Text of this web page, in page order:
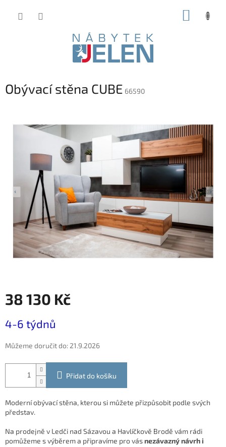
Obývací stěna CUBE 66590
38 130 Kč
cena:
4-6 týdnů
Můžeme doručit do: 21.9.2026
Přidat do košíku
Moderní obývací stěna, kterou si můžete přizpůsobit podle svých
představ.
Na prodejně v Ledči nad Sázavou a Havlíčkově Brodě vám rádi
pomůžeme s výběrem a připravíme pro vásnezávazný návrh i